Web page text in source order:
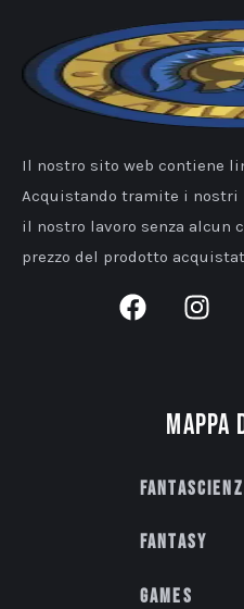
Il nostro sito web contiene
Acquistando tramite i
il nostro lavoro senza alcun
prezzo del prodotto
Fantasy
Games